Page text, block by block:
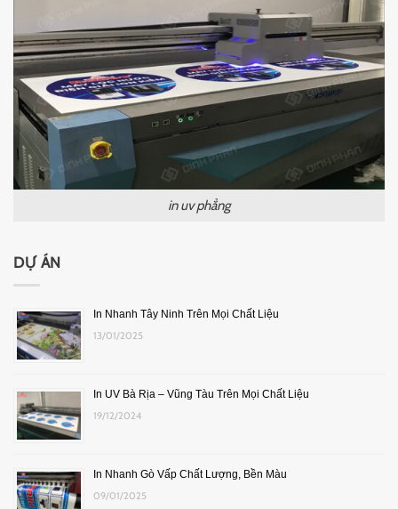
in uv phẳng
DỰ ÁN
In Nhanh Tây Ninh Trên Mọi Chất Liệu
13/01/2025
In UV Bà Rịa – Vũng Tàu Trên Mọi Chất Liệu
19/12/2024
In Nhanh Gò Vấp Chất Lượng, Bền Màu
09/01/2025